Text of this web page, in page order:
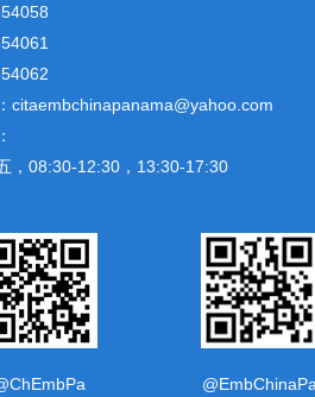
citaembchinapanama@yahoo.com
，08:30-12:30，13:30-17:30